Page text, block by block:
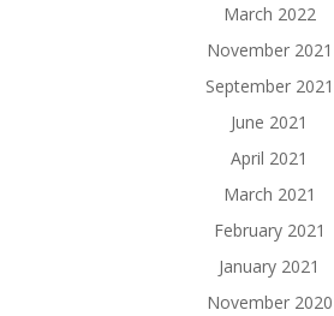
March 2022
November 2021
September 2021
June 2021
April 2021
March 2021
February 2021
January 2021
November 2020